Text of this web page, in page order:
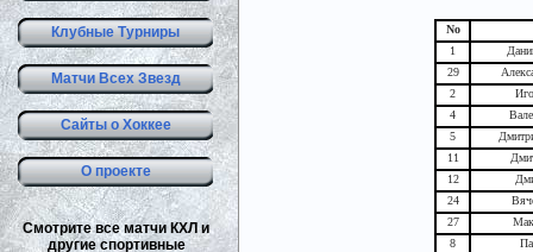
Клубные Турниры
Матчи Всех Звезд
Сайты о Хоккее
О проекте
Смотрите все матчи КХЛ и
другие спортивные
No
1
29
2
4
5
11
12
24
27
8